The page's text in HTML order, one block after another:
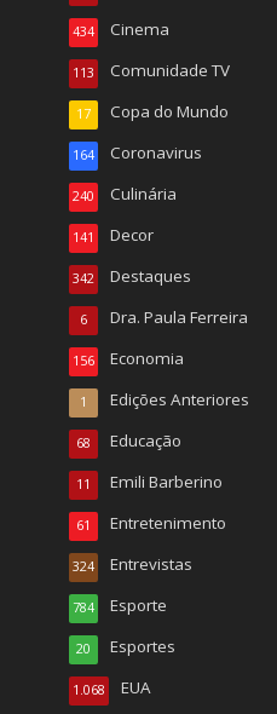
Cinema
434
Comunidade TV
113
Copa do Mundo
17
Coronavirus
164
Culinária
240
Decor
141
Destaques
342
Dra. Paula Ferreira
6
Economia
156
Edições Anteriores
1
Educação
68
Emili Barberino
11
Entretenimento
61
Entrevistas
324
Esporte
784
Esportes
20
EUA
1.068